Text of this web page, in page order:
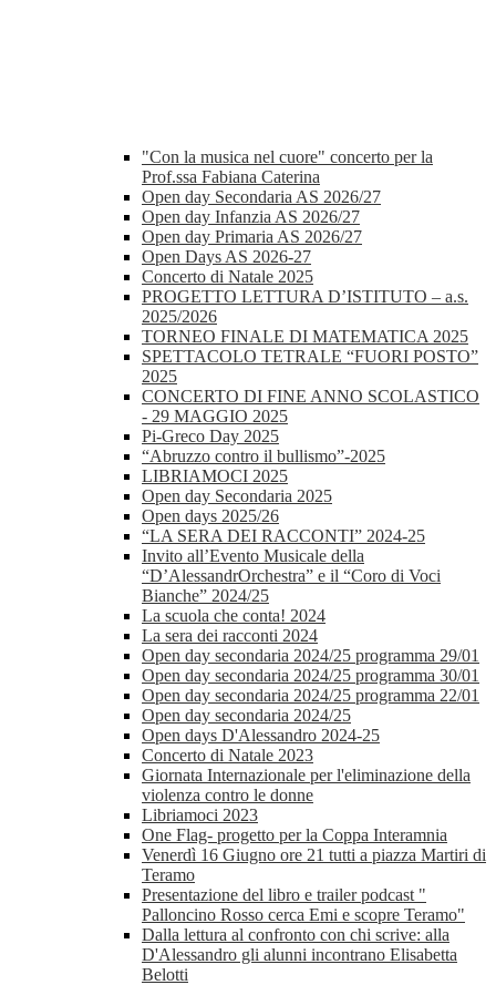
"Con la musica nel cuore" concerto per la
Prof.ssa Fabiana Caterina
Open day Secondaria AS 2026/27
Open day Infanzia AS 2026/27
Open day Primaria AS 2026/27
Open Days AS 2026-27
Concerto di Natale 2025
PROGETTO LETTURA D’ISTITUTO – a.s.
2025/2026
TORNEO FINALE DI MATEMATICA 2025
SPETTACOLO TETRALE “FUORI POSTO”
2025
CONCERTO DI FINE ANNO SCOLASTICO
- 29 MAGGIO 2025
Pi-Greco Day 2025
“Abruzzo contro il bullismo”-2025
LIBRIAMOCI 2025
Open day Secondaria 2025
Open days 2025/26
“LA SERA DEI RACCONTI” 2024-25
Invito all’Evento Musicale della
“D’AlessandrOrchestra” e il “Coro di Voci
Bianche” 2024/25
La scuola che conta! 2024
La sera dei racconti 2024
Open day secondaria 2024/25 programma 29/01
Open day secondaria 2024/25 programma 30/01
Open day secondaria 2024/25 programma 22/01
Open day secondaria 2024/25
Open days D'Alessandro 2024-25
Concerto di Natale 2023
Giornata Internazionale per l'eliminazione della
violenza contro le donne
Libriamoci 2023
One Flag- progetto per la Coppa Interamnia
Venerdì 16 Giugno ore 21 tutti a piazza Martiri di
Teramo
Presentazione del libro e trailer podcast "
Palloncino Rosso cerca Emi e scopre Teramo"
Dalla lettura al confronto con chi scrive: alla
D'Alessandro gli alunni incontrano Elisabetta
Belotti